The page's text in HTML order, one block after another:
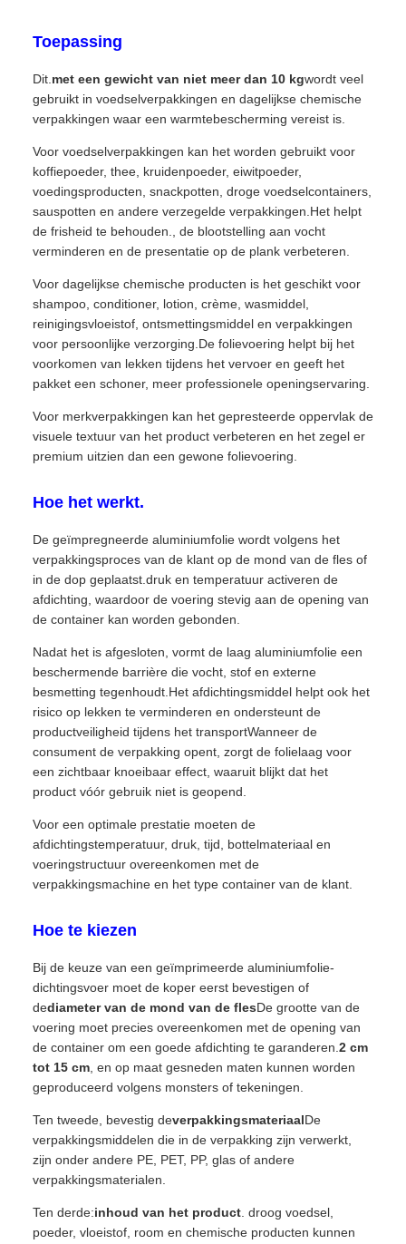
Toepassing
Dit.met een gewicht van niet meer dan 10 kgwordt veel
gebruikt in voedselverpakkingen en dagelijkse chemische
verpakkingen waar een warmtebescherming vereist is.
Voor voedselverpakkingen kan het worden gebruikt voor
koffiepoeder, thee, kruidenpoeder, eiwitpoeder,
voedingsproducten, snackpotten, droge voedselcontainers,
sauspotten en andere verzegelde verpakkingen.Het helpt
de frisheid te behouden., de blootstelling aan vocht
verminderen en de presentatie op de plank verbeteren.
Voor dagelijkse chemische producten is het geschikt voor
shampoo, conditioner, lotion, crème, wasmiddel,
reinigingsvloeistof, ontsmettingsmiddel en verpakkingen
voor persoonlijke verzorging.De folievoering helpt bij het
voorkomen van lekken tijdens het vervoer en geeft het
pakket een schoner, meer professionele openingservaring.
Voor merkverpakkingen kan het gepresteerde oppervlak de
visuele textuur van het product verbeteren en het zegel er
premium uitzien dan een gewone folievoering.
Hoe het werkt.
De geïmpregneerde aluminiumfolie wordt volgens het
verpakkingsproces van de klant op de mond van de fles of
in de dop geplaatst.druk en temperatuur activeren de
afdichting, waardoor de voering stevig aan de opening van
de container kan worden gebonden.
Nadat het is afgesloten, vormt de laag aluminiumfolie een
beschermende barrière die vocht, stof en externe
besmetting tegenhoudt.Het afdichtingsmiddel helpt ook het
risico op lekken te verminderen en ondersteunt de
productveiligheid tijdens het transportWanneer de
consument de verpakking opent, zorgt de folielaag voor
een zichtbaar knoeibaar effect, waaruit blijkt dat het
product vóór gebruik niet is geopend.
Voor een optimale prestatie moeten de
afdichtingstemperatuur, druk, tijd, bottelmateriaal en
voeringstructuur overeenkomen met de
verpakkingsmachine en het type container van de klant.
Hoe te kiezen
Bij de keuze van een geïmprimeerde aluminiumfolie-
dichtingsvoer moet de koper eerst bevestigen of
dediameter van de mond van de flesDe grootte van de
voering moet precies overeenkomen met de opening van
de container om een goede afdichting te garanderen.2 cm
tot 15 cm, en op maat gesneden maten kunnen worden
geproduceerd volgens monsters of tekeningen.
Ten tweede, bevestig deverpakkingsmateriaalDe
verpakkingsmiddelen die in de verpakking zijn verwerkt,
zijn onder andere PE, PET, PP, glas of andere
verpakkingsmaterialen.
Ten derde:inhoud van het product. droog voedsel,
poeder, vloeistof, room en chemische producten kunnen